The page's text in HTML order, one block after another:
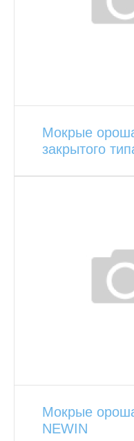
Мокрые
закрытого
Мокрые
NEWIN